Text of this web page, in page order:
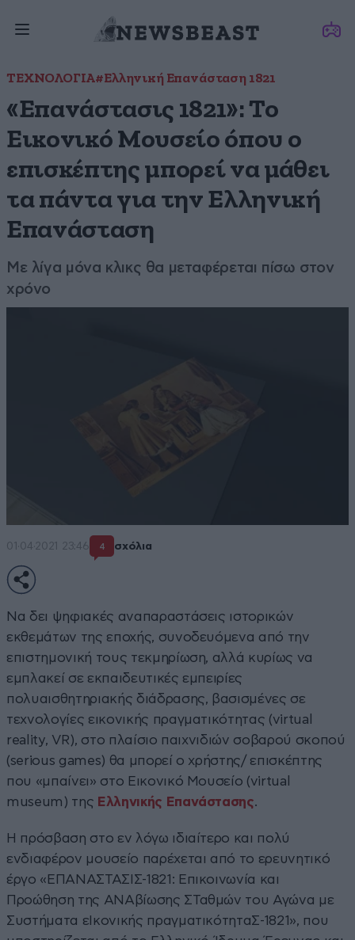
ΤΕΧΝΟΛΟΓΙΑ#Ελληνική Επανάσταση 1821
«Επανάστασις 1821»: Το
Εικονικό Μουσείο όπου ο
επισκέπτης μπορεί να μάθει
τα πάντα για την Ελληνική
Επανάσταση
Με λίγα μόνα κλικς θα μεταφέρεται πίσω στον
χρόνο
01·04·2021 23:46 4 σχόλια
Να δει ψηφιακές αναπαραστάσεις ιστορικών
εκθεμάτων της εποχής, συνοδευόμενα από την
επιστημονική τους τεκμηρίωση, αλλά κυρίως να
εμπλακεί σε εκπαιδευτικές εμπειρίες
πολυαισθητηριακής διάδρασης, βασισμένες σε
τεχνολογίες εικονικής πραγματικότητας (virtual
reality, VR), στο πλαίσιο παιχνιδιών σοβαρού σκοπού
(serious games) θα μπορεί ο χρήστης/ επισκέπτης
που «μπαίνει» στο Εικονικό Μουσείο (virtual
museum) της Ελληνικής Επανάστασης.
Η πρόσβαση στο εν λόγω ιδιαίτερο και πολύ
ενδιαφέρον μουσείο παρέχεται από το ερευνητικό
έργο «ΕΠΑΝΑΣΤΑΣΙΣ-1821: Επικοινωνία και
Προώθηση της ΑΝΑβίωσης ΣΤαθμών του Αγώνα με
Συστήματα εΙκονικής πραγματικότηταΣ-1821», που